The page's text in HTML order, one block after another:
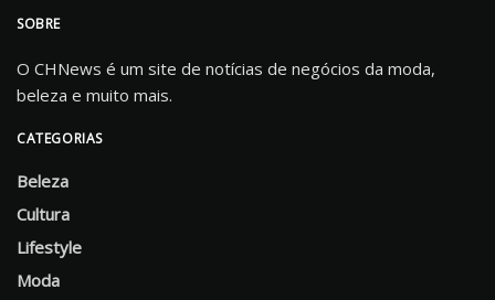
SOBRE
O CHNews é um site de notícias de negócios da moda,
beleza e muito mais.
CATEGORIAS
Beleza
Cultura
Lifestyle
Moda